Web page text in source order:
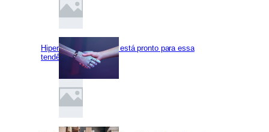
Hiperautomação: você está pronto para essa
tendência?